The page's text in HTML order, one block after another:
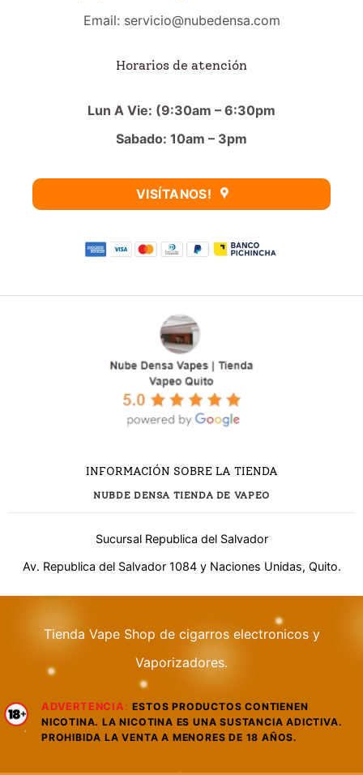
INFORMACIÓN SOBRE LA TIENDA
NUBDE DENSA TIENDA DE VAPEO
Sucursal Republica del Salvador
Av. Republica del Salvador 1084 y Naciones Unidas, Quito.
Email: servicio@nubedensa.com
Horarios de atención
Lun A Vie: (9:30am – 6:30pm
Sabado: 10am – 3pm
VISÍTANOS!
Tienda Vape Shop de cigarros electronicos y
Vaporizadores.
ADVERTENCIA : ESTOS PRODUCTOS CONTIENEN
NICOTINA. LA NICOTINA ES UNA SUSTANCIA ADICTIVA.
PROHIBIDA LA VENTA A MENORES DE 18 AÑOS.
WhatsApp
Respuesta rápida